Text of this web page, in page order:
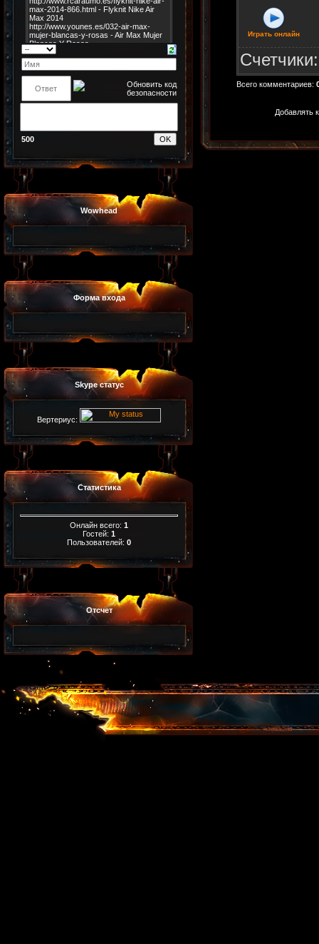
500
Wowhead
Форма входа
Skype статус
Вертериус:
Статистика
Онлайн всего: 1
Гостей: 1
Пользователей: 0
Отсчет
Играть онлайн
Счетчики
Всего комментариев:
Добавлять